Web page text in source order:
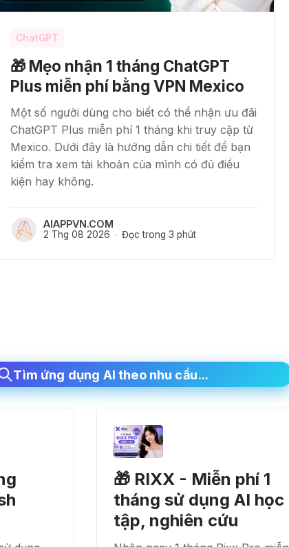
ChatGPT
🎁 Mẹo nhận 1 tháng ChatGPT
Plus miễn phí bằng VPN Mexico
Một số người dùng cho biết có thể nhận ưu đãi
ChatGPT Plus miễn phí 1 tháng khi truy cập từ
Mexico. Dưới đây là hướng dẫn chi tiết để bạn
kiểm tra xem tài khoản của mình có đủ điều
kiện hay không.
AIAPPVN.COM
2 Thg 08 2026 Đọc trong 3 phút
Tìm ứng dụng AI theo nhu cầu...
🎁 RIXX - Miễn phí 1
tháng sử dụng AI học
tập, nghiên cứu